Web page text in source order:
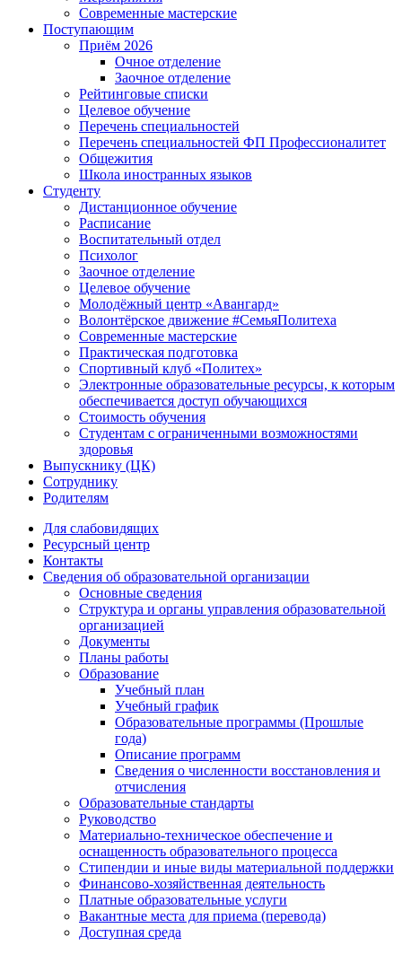
Современные мастерские
Поступающим
Приём 2026
Очное отделение
Заочное отделение
Рейтинговые списки
Целевое обучение
Перечень специальностей
Перечень специальностей ФП Профессионалитет
Общежития
Школа иностранных языков
Студенту
Дистанционное обучение
Расписание
Воспитательный отдел
Психолог
Заочное отделение
Целевое обучение
Молодёжный центр «Авангард»
Волонтёрское движение #СемьяПолитеха
Современные мастерские
Практическая подготовка
Спортивный клуб «Политех»
Электронные образовательные ресурсы, к которым
обеспечивается доступ обучающихся
Стоимость обучения
Студентам с ограниченными возможностями
здоровья
Выпускнику (ЦК)
Сотруднику
Родителям
Для слабовидящих
Ресурсный центр
Контакты
Сведения об образовательной организации
Основные сведения
Структура и органы управления образовательной
организацией
Документы
Планы работы
Образование
Учебный план
Учебный график
Образовательные программы (Прошлые
года)
Описание программ
Сведения о численности восстановления и
отчисления
Образовательные стандарты
Руководство
Материально-техническое обеспечение и
оснащенность образовательного процесса
Стипендии и иные виды материальной поддержки
Финансово-хозяйственная деятельность
Платные образовательные услуги
Вакантные места для приема (перевода)
Доступная среда